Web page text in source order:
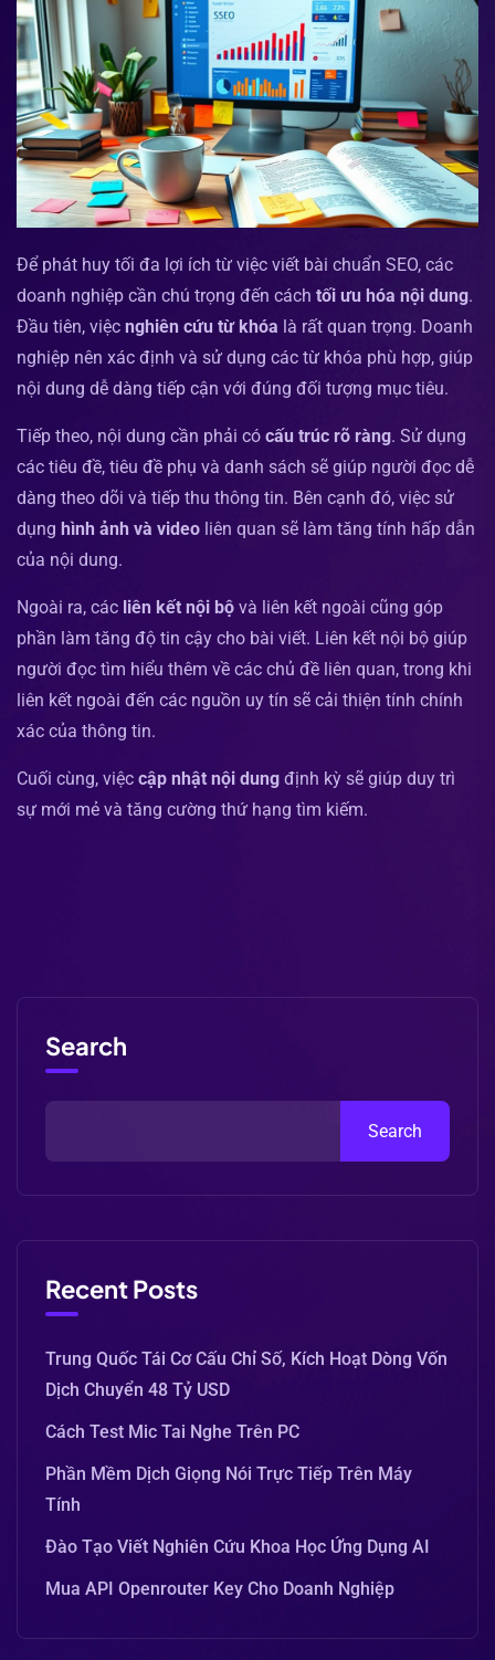
Để phát huy tối đa lợi ích từ việc viết bài chuẩn SEO, các
doanh nghiệp cần chú trọng đến cách tối ưu hóa nội dung.
Đầu tiên, việc nghiên cứu từ khóa là rất quan trọng. Doanh
nghiệp nên xác định và sử dụng các từ khóa phù hợp, giúp
nội dung dễ dàng tiếp cận với đúng đối tượng mục tiêu.
Tiếp theo, nội dung cần phải có cấu trúc rõ ràng. Sử dụng
các tiêu đề, tiêu đề phụ và danh sách sẽ giúp người đọc dễ
dàng theo dõi và tiếp thu thông tin. Bên cạnh đó, việc sử
dụng hình ảnh và video liên quan sẽ làm tăng tính hấp dẫn
của nội dung.
Ngoài ra, các liên kết nội bộ và liên kết ngoài cũng góp
phần làm tăng độ tin cậy cho bài viết. Liên kết nội bộ giúp
người đọc tìm hiểu thêm về các chủ đề liên quan, trong khi
liên kết ngoài đến các nguồn uy tín sẽ cải thiện tính chính
xác của thông tin.
Cuối cùng, việc cập nhật nội dung định kỳ sẽ giúp duy trì
sự mới mẻ và tăng cường thứ hạng tìm kiếm.
Search
Search
Recent Posts
Trung Quốc Tái Cơ Cấu Chỉ Số, Kích Hoạt Dòng Vốn
Dịch Chuyển 48 Tỷ USD
Cách Test Mic Tai Nghe Trên PC
Phần Mềm Dịch Giọng Nói Trực Tiếp Trên Máy
Tính
Đào Tạo Viết Nghiên Cứu Khoa Học Ứng Dụng AI
Mua API Openrouter Key Cho Doanh Nghiệp